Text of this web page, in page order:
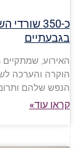
כ-350
בגבעתיים
האירוע, שמתקיים
הוקרה והערכה
הנפש שלהם
קראו עוד»